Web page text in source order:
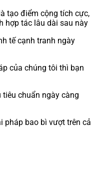
tạo điểm cộng tích cực,
hợp tác lâu dài sau này
tế cạnh tranh ngày
của chúng tôi thì bạn
tiêu chuẩn ngày càng
pháp bao bì vượt trên cả